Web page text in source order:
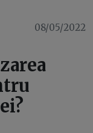
08/05/2022